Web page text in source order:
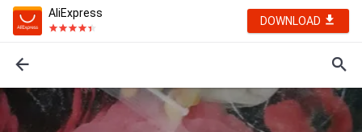
AliExpress
DOWNLOAD